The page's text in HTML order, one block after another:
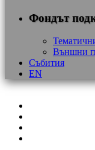
Фондът
Външни
Събития
EN